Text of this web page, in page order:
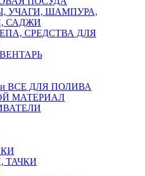
УЧАГИ, ШАМПУРА,
САДЖИ
СРЕДСТВА ДЛЯ
ВСЕ ДЛЯ ПОЛИВА
МАТЕРИАЛ
ТАЧКИ